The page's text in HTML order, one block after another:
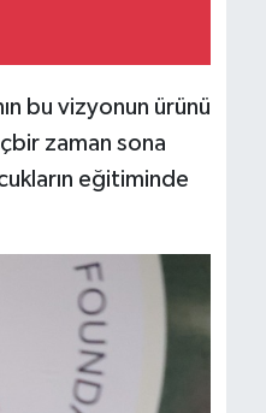
bu vizyonun ürünü
zaman sona
eğitiminde